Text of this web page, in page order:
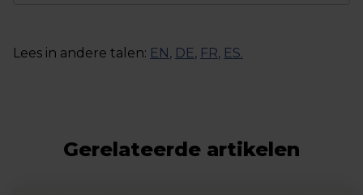
Lees in andere talen: EN , DE, FR, ES.
Gerelateerde artikelen